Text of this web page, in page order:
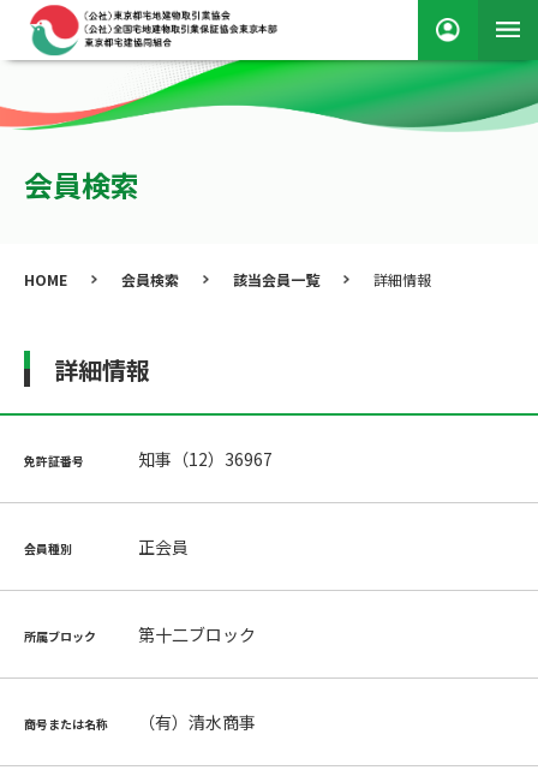
会員検索
HOME 会員検索 該当会員一覧 詳細情報
詳細情報
免許証番号 知事（12）36967
会員種別 正会員
所属ブロック 第十二ブロック
商号または名称 （有）清水商事